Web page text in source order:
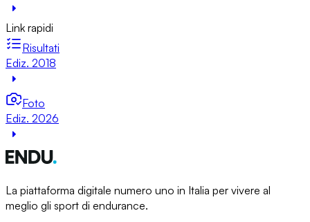
Link rapidi
Risultati
Ediz. 2018
Foto
Ediz. 2026
La piattaforma digitale numero uno in Italia per vivere al
meglio gli sport di endurance.